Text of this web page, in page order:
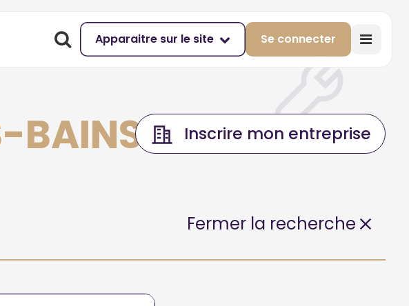
Apparaitre sur le site Se connecter
BAINS Inscrire mon entreprise
Fermer la recherche